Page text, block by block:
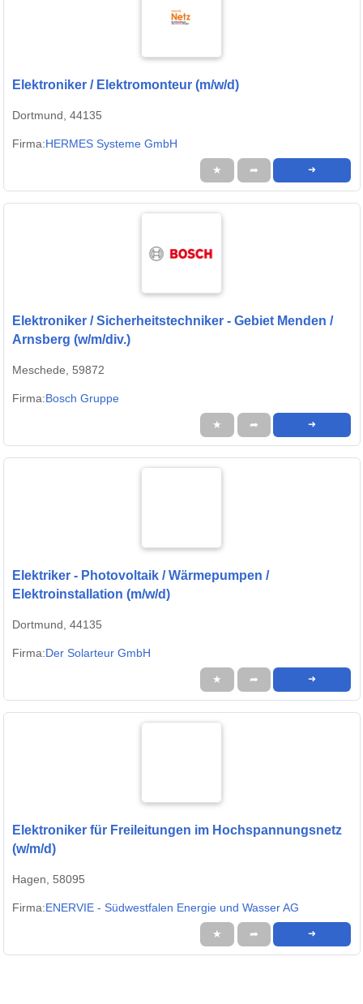
Elektroniker / Elektromonteur (m/w/d)
Dortmund, 44135
Firma:HERMES Systeme GmbH
★ ➦ ➜
Elektroniker / Sicherheitstechniker - Gebiet Menden /
Arnsberg (w/m/div.)
Meschede, 59872
Firma:Bosch Gruppe
★ ➦ ➜
Elektriker - Photovoltaik / Wärmepumpen /
Elektroinstallation (m/w/d)
Dortmund, 44135
Firma:Der Solarteur GmbH
★ ➦ ➜
Elektroniker für Freileitungen im Hochspannungsnetz
(w/m/d)
Hagen, 58095
Firma:ENERVIE - Südwestfalen Energie und Wasser AG
★ ➦ ➜